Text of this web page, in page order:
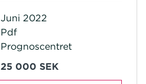
Juni 2022
Pdf
Prognoscentret
25 000 SEK